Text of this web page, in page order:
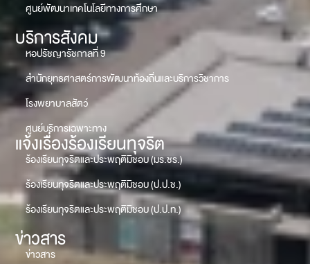
ศูนย์พัฒนาเทคโนโลยีทางการศึกษา
บริการสังคม
หอปรัชญารัชกาลที่ 9
สำนักยุทธศาสตร์การพัฒนาท้องถิ่นและบริการวิชาการ
โรงพยาบาลสัตว์
ศูนย์บริการเฉพาะทาง
แจ้งเรื่องร้องเรียนทุจริต
ร้องเรียนทุจริตและประพฤติมิชอบ (มร.ชร.)
ร้องเรียนทุจริตและประพฤติมิชอบ (ป.ป.ช.)
ร้องเรียนทุจริตและประพฤติมิชอบ (ป.ป.ท.)
ข่าวสาร
ข่าวสาร